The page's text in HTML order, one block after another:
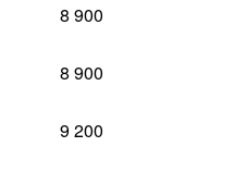
8 900
8 900
9 200